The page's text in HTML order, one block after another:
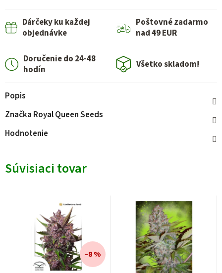
Dárčeky ku každej
objednávke
Poštovné zadarmo
nad 49 EUR
Doručenie do 24-48
hodín
Všetko skladom!
Popis
Značka Royal Queen Seeds
Hodnotenie
Súvisiaci tovar
–8 %